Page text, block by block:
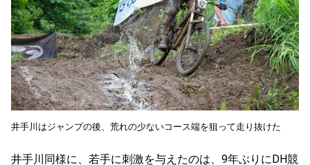
井手川はジャンプの後、荒れの少ないコース端を狙って走り抜けた
井手川同様に、若手に刺激を与えたのは、9年ぶりにDH競